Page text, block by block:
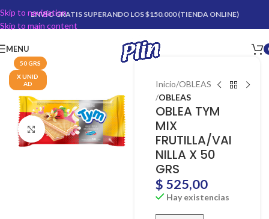
Skip to navigation
Skip to main content
ENVÍO GRATIS SUPERANDO LOS $150.000 (TIENDA ONLINE)
MENU
50 GRS
X UNID
AD
Click para agrandar
Inicio OBLEAS
OBLEAS
OBLEA TYM
MIX
FRUTILLA/VAI
NILLA X 50
GRS
$ 525,00
Hay existencias